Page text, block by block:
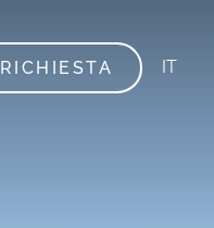
RICHIESTA IT